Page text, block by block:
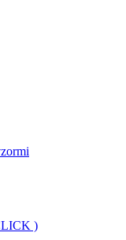
)